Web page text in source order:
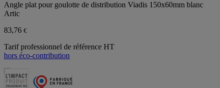
Angle plat pour goulotte de distribution Viadis 150x60mm blanc
Artic
83,76 €
Tarif professionnel de référence HT
hors éco-contribution